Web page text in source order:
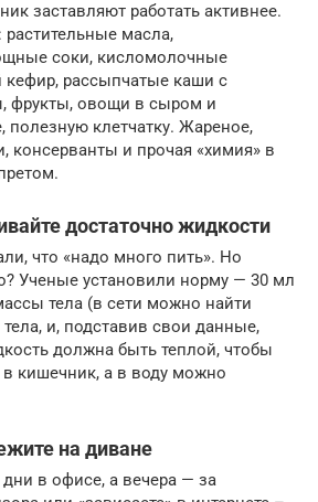
заставляют работать активнее.
масла,
соки, кисломолочные
рассыпчатые каши с
фрукты, овощи в сыром и
полезную клетчатку. Жареное,
консерванты и прочая «химия» в
достаточно жидкости
что «надо много пить». Но
Ученые установили норму — 30 мл
тела (в сети можно найти
и, подставив свои данные,
должна быть теплой, чтобы
в кишечник, а в воду можно
на диване
в офисе, а вечера — за